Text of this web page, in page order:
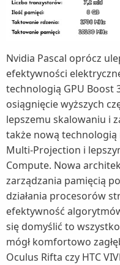
Nvidia Pascal oprócz
efektywności
technologią GPU Boost
osiągnięcie wyższych
lepszemu skalowaniu i
także nową
Multi-Projection i
Compute. Nowa
zarządzania pamięcią
działania procesorów
efektywność
się domyślić to
mógł komfortowo
Oculus Rifta czy HTC